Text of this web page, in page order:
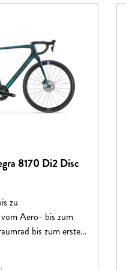
8170 Di2 Disc
zu
Aero- bis zum
bis zum ersten
zu schaffen, die mit